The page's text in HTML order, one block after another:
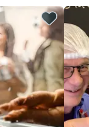
Ristoranti
Cinema